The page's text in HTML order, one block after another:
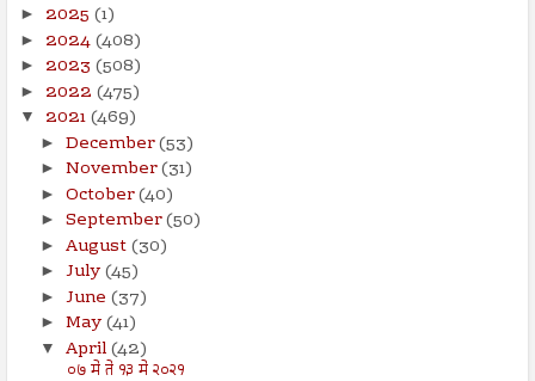
► 2025 (1)
► 2024(408)
► 2023 (508)
► 2022 (475)
▼ 2021(469)
► December(53)
► November(31)
► October(40)
► September(50)
► August(30)
► July(45)
► June (37)
► May(41)
▼ April(42)
०७ मे ते १३ मे २०२१